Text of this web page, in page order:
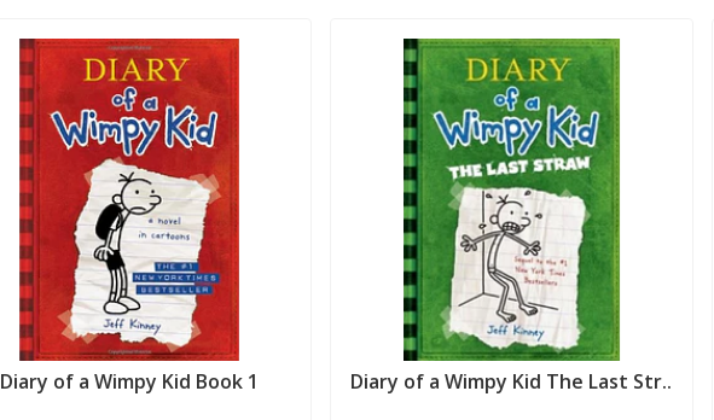
Diary of a Wimpy Kid Book 1 Diary of a Wimpy Kid The Last Str..